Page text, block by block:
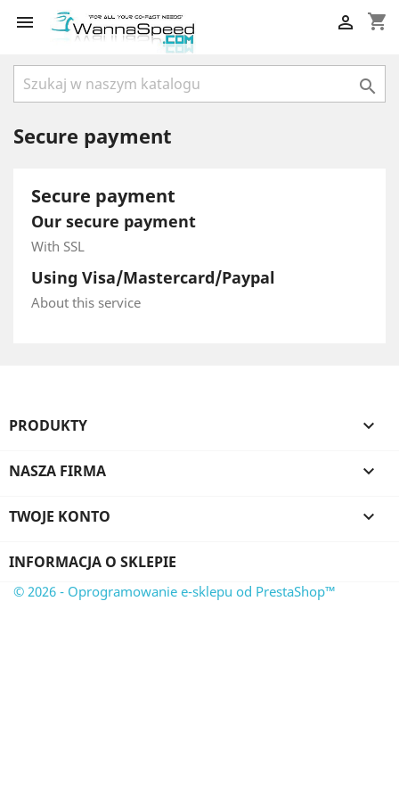
 shopping_cart


Secure payment
Secure payment
Our secure payment
With SSL
Using Visa/Mastercard/Paypal
About this service
PRODUKTY 
NASZA FIRMA 
TWOJE KONTO 
INFORMACJA O SKLEPIE
© 2026 - Oprogramowanie e-sklepu od PrestaShop™